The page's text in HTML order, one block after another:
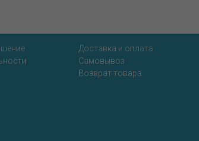
Доставка и оплата
Самовывоз
Возврат товара